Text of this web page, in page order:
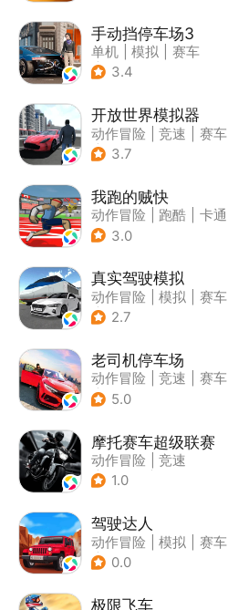
手动挡停车场3
单机 模拟
赛车
| 开放世界
3.4
开放世界模拟器
动作冒险 竞速
赛车
| 开放世界
3.7
我跑的贼快
动作冒险 跑酷
卡通
3.0
真实驾驶模拟
动作冒险 模拟
赛车
| 漂移
2.7
老司机停车场
动作冒险 竞速
赛车
| 写实
5.0
摩托赛车超级联赛
动作冒险
竞速
| 摩托车
1.0
驾驶达人
动作冒险 模拟
赛车
| 漂移
0.0
极限飞车